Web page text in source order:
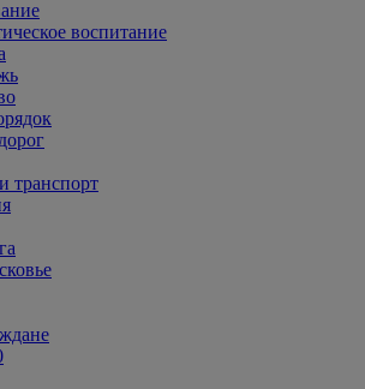
воспитание
транспорт